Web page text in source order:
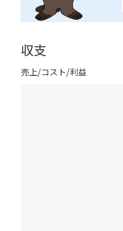
収支
売上/コスト/利益